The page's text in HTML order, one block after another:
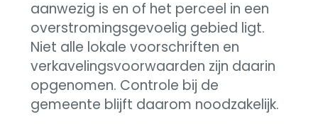
aanwezig is en of het perceel in een
overstromingsgevoelig gebied ligt.
Niet alle lokale voorschriften en
verkavelingsvoorwaarden zijn daarin
opgenomen. Controle bij de
gemeente blijft daarom noodzakelijk.